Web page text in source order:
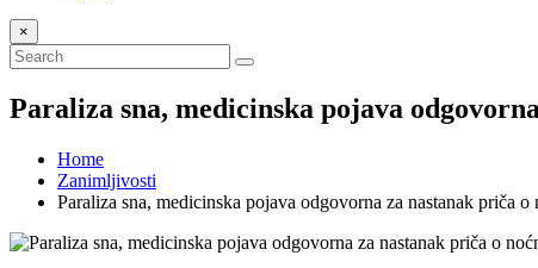
×
Paraliza sna, medicinska pojava
Home
Zanimljivosti
Paraliza sna, medicinska pojava odgovorna za nastanak priča